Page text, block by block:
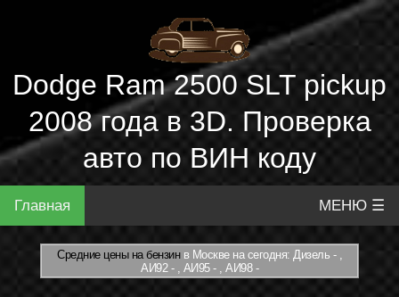
Dodge Ram 2500 SLT pickup
2008 года в 3D. Проверка
авто по ВИН коду
Главная МЕНЮ ☰
Средние цены на бензинв Москве на сегодня: Дизель - ,
АИ92 - , АИ95 - , АИ98 -